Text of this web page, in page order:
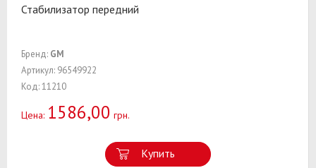
Стабилизатор передний
Бренд: GM
Артикул: 96549922
Код: 11210
Цена: 1586,00 грн.
Купить